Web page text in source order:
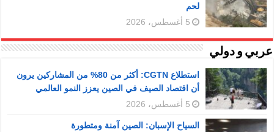
لحم
5 أغسطس، 2026
عربي و دولي
استطلاع CGTN: أكثر من 80% من المشاركين يرون
أن اقتصاد الصيف في الصين يعزز النمو العالمي
5 أغسطس، 2026
السياح الإسبان: الصين آمنة ومتطورة